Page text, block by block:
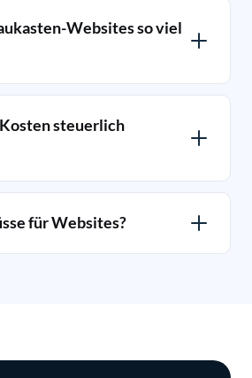
Websites so viel
steuerlich
für Websites?